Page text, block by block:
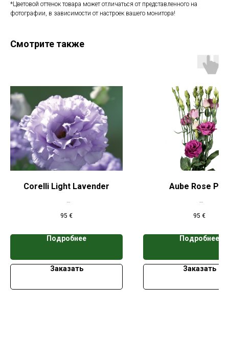
*Цветовой оттенок товара может отличаться от представленного на
фотографии, в зависимости от настроек вашего монитора!
Смотрите также
Corelli Light Lavender
кассет
95 €
Подробнее
Заказать
Aube Rose
кассет
95 €
Подробнее
Заказать